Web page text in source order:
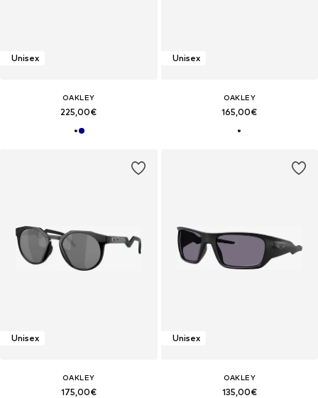
Unisex
OAKLEY
225,00€
Unisex
OAKLEY
165,00€
Unisex
OAKLEY
175,00€
Unisex
OAKLEY
135,00€